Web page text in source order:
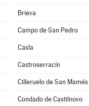
Brieva
Campo de San Pedro
Casla
Castroserracín
Cilleruelo de San Mamés
Condado de Castilnovo